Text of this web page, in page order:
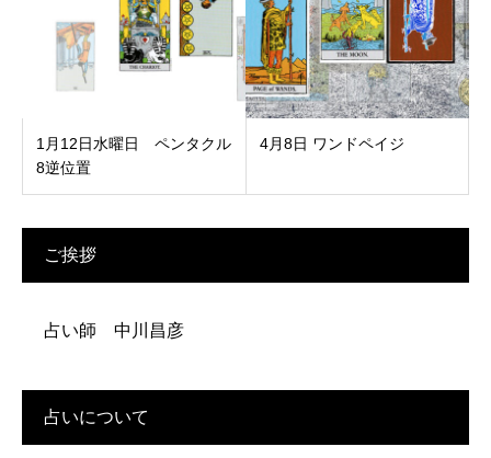
1月12日水曜日 ペンタクル
8逆位置
4月8日 ワンドペイジ
ご挨拶
占い師 中川昌彦
占いについて